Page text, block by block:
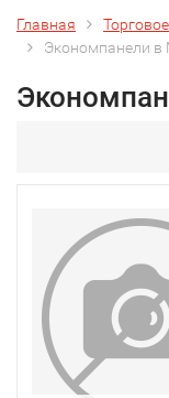
Главная
Экономпанели в